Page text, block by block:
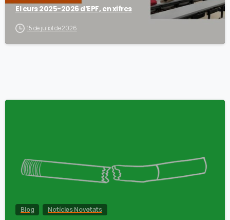
El curs 2025-2026 d’EPF, en xifres
15 de juliol de 2026
Blog Notícies Novetats